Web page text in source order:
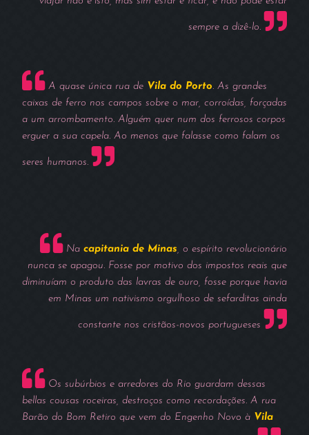
sempre a dizê-lo.
A quase única rua de Vila do Porto. As grandes
caixas de ferro nos campos sobre o mar, corroídas, forçadas
a um arrombamento. Alguém quer num dos ferrosos corpos
erguer a sua capela. Ao menos que falasse como falam os
seres humanos.
Na capitania de Minas, o espírito revolucionário
nunca se apagou. Fosse por motivo dos impostos reais que
diminuíam o produto das lavras de ouro, fosse porque havia
em Minas um nativismo orgulhoso de sefarditas ainda
constante nos cristãos-novos portugueses
Os subúrbios e arredores do Rio guardam dessas
bellas cousas roceiras, destroços como recordações. A rua
Barão do Bom Retiro que vem do Engenho Novo à Vila